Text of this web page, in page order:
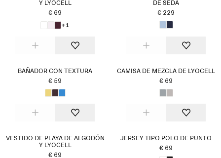
Y LYOCELL
€ 69
+1
DE SEDA
€ 229
BAÑADOR CON TEXTURA
€ 59
CAMISA DE MEZCLA DE LYOCELL
€ 69
VESTIDO DE PLAYA DE ALGODÓN
Y LYOCELL
€ 69
JERSEY TIPO POLO DE PUNTO
€ 69